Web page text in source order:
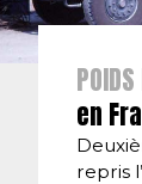
en
repris